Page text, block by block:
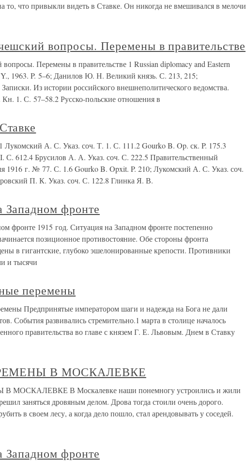
то, что привыкли видеть в Ставке. Он никогда не вмешивался в мелочи
вопросы. Перемены в правительстве
Перемены в правительстве 1 Russian diplomacy and Eastern
1963. P. 5–6; Данилов Ю. Н. Великий князь. С. 213, 215;
Из истории российского внешнеполитического ведомства.
1. С. 57–58.2 Русско-польские отношения в
Лукомский А. С. Указ. соч. Т. 1. С. 111.2 Gourko B. Op. ск. P. 175.3
С. 612.4 Брусилов А. А. Указ. соч. С. 222.5 Правительственный
1916 г. № 77. С. 1.6 Gourko B. Opxit. P. 210; Лукомский А. С. Указ. соч.
П. К. Указ. соч. С. 122.8 Глинка Я. В.
фронте
фронте 1915 год. Ситуация на Западном фронте постепенно
позиционное противостояние. Обе стороны фронта
в гигантские, глубоко эшелонированные крепости. Противники
и тысячи
перемены
Предпринятые императором шаги и надежда на Бога не дали
События развивались стремительно.1 марта в столице началось
правительства во главе с князем Г. Е. Львовым. Днем в Ставку
В МОСКАЛЕВКЕ
МОСКАЛЕВКЕ В Москалевке наши понемногу устроились и жили
заняться дровяным делом. Дрова тогда стоили очень дорого.
в своем лесу, а когда дело пошло, стал арендовывать у соседей.
фронте